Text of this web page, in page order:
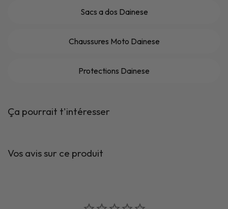
Sacs a dos Dainese
Chaussures Moto Dainese
Protections Dainese
Ça pourrait t'intéresser
Vos avis sur ce produit